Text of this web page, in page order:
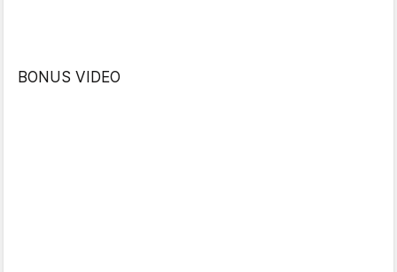
BONUS VIDEO